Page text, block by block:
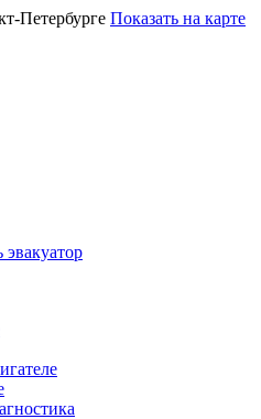
Петербурге Показать на карте
эвакуатор